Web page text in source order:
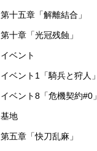
第十五章「解離結合」
第十章「光冠残蝕」
イベント
イベント1「騎兵と狩人」
イベント8「危機契約#0」
基地
第五章「快刀乱麻」